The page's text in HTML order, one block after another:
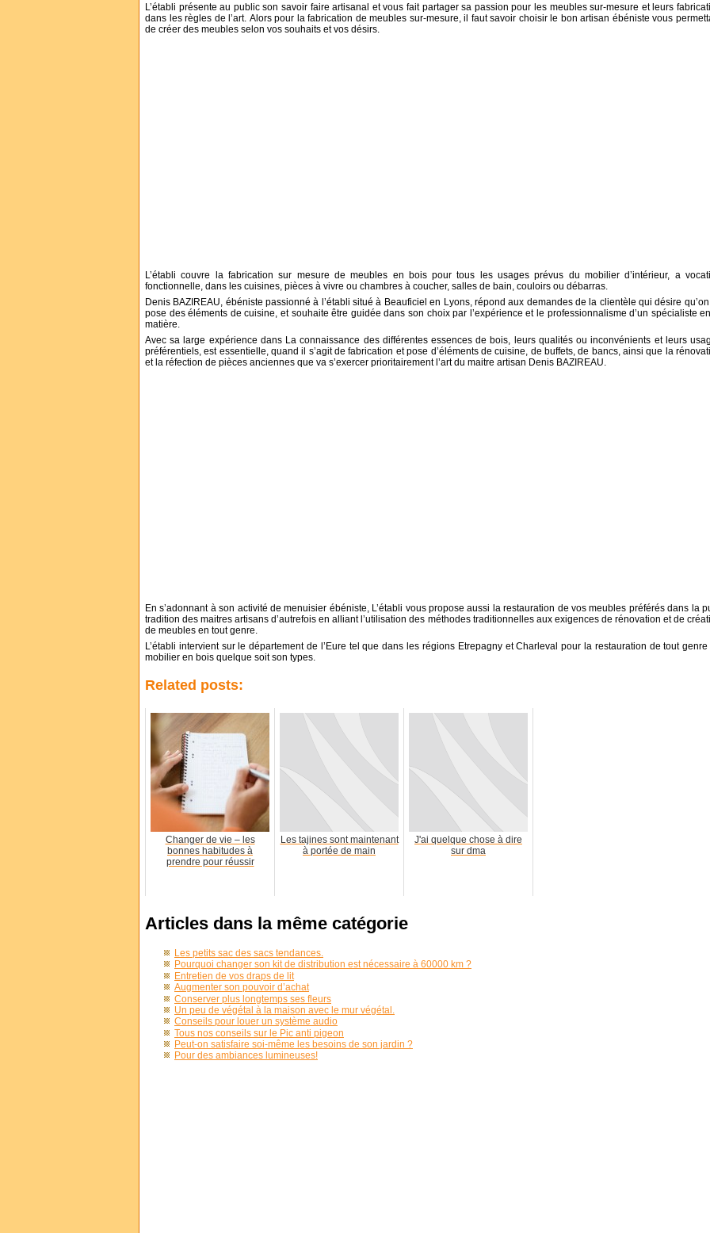
L’établi présente au public son savoir faire artisanal et vous fait partager sa passion pour les meubles sur-mesure et leurs
dans les règles de l’art. Alors pour la fabrication de meubles sur-mesure, il faut savoir choisir le bon artisan ébéniste vous
de créer des meubles selon vos souhaits et vos désirs.
L’établi couvre la fabrication sur mesure de meubles en bois pour tous les usages prévus du mobilier d’intérieur, a
fonctionnelle, dans les cuisines, pièces à vivre ou chambres à coucher, salles de bain, couloirs ou débarras.
Denis BAZIREAU, ébéniste passionné à l’établi situé à Beauficiel en Lyons, répond aux demandes de la clientèle qui désire
pose des éléments de cuisine, et souhaite être guidée dans son choix par l’expérience et le professionnalisme d’un spécialiste
matière.
Avec sa large expérience dans La connaissance des différentes essences de bois, leurs qualités ou inconvénients et leurs
préférentiels, est essentielle, quand il s’agit de fabrication et pose d’éléments de cuisine, de buffets, de bancs, ainsi que la
et la réfection de pièces anciennes que va s’exercer prioritairement l’art du maitre artisan Denis BAZIREAU.
En s’adonnant à son activité de menuisier ébéniste, L’établi vous propose aussi la restauration de vos meubles préférés dans la
tradition des maitres artisans d’autrefois en alliant l’utilisation des méthodes traditionnelles aux exigences de rénovation et de
de meubles en tout genre.
L’établi intervient sur le département de l’Eure tel que dans les régions Etrepagny et Charleval pour la restauration de tout genre
mobilier en bois quelque soit son types.
Related posts:
Changer de vie – les
bonnes habitudes à
prendre pour réussir
Les tajines sont maintenant
à portée de main
J'ai quelque chose à dire
sur dma
Articles dans la même catégorie
Les petits sac des sacs tendances.
Pourquoi changer son kit de distribution est nécessaire à 60000 km ?
Entretien de vos draps de lit
Augmenter son pouvoir d’achat
Conserver plus longtemps ses fleurs
Un peu de végétal à la maison avec le mur végétal.
Conseils pour louer un système audio
Tous nos conseils sur le Pic anti pigeon
Peut-on satisfaire soi-même les besoins de son jardin ?
Pour des ambiances lumineuses!